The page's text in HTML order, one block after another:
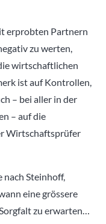
erprobten Partnern
zu werten,
wirtschaftlichen
ist auf Kontrollen,
– bei aller in der
– auf die
Wirtschaftsprüfer
nach Steinhoff,
eine grössere
zu erwarten…